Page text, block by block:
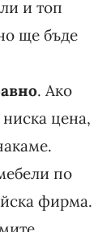
и топ
ще бъде
. Ако
цена,
по
фирма.